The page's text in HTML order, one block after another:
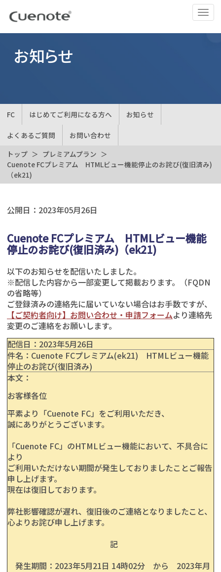
ナ
ビ
ゲ
切
お知らせ
FC はじめてご利用になる方へ お知らせ
よくあるご質問
お問い合わせ
トップ
プレミアムプラン
Cuenote FCプレミアム HTMLビュー機能停止のお詫び(復旧済み)
（ek21)
公開日： 2023年05月26日
Cuenote FCプレミアム HTMLビュー機能
停止のお詫び(復旧済み)（ek21)
以下のお知らせを配信いたしました。
※配信した内容から一部変更して掲載おります。（FQDN
の省略等）
ご登録済みの連絡先に届いていない場合はお手数ですが、
【ご契約者向け】お問い合わせ・申請フォームより連絡先
変更のご連絡をお願いします。
配信日： 2023年5月26日
件名：Cuenote FCプレミアム(ek21) HTMLビュー機能
停止のお詫び(復旧済み)
本文：
お客様各位
平素より「Cuenote FC」をご利用いただき、
誠にありがとうございます。
「Cuenote FC」のHTMLビュー機能において、不具合に
より
ご利用いただけない期間が発生しておりましたことご報告
申し上げます。
現在は復旧しております。
弊社影響確認が遅れ、復旧後のご連絡となりましたこと、
心よりお詫び申し上げます。
記
発生期間：2023年5月21日 14時02分 から 2023年月